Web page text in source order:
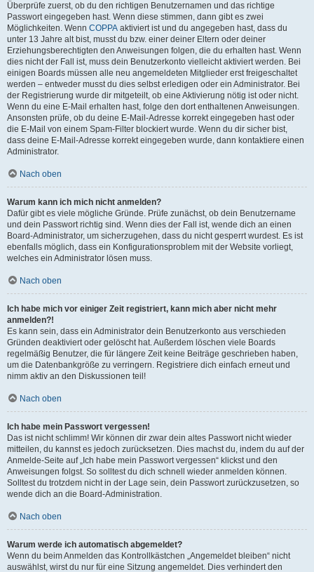
Überprüfe zuerst, ob du den richtigen Benutzernamen und das richtige
Passwort eingegeben hast. Wenn diese stimmen, dann gibt es zwei
Möglichkeiten. Wenn COPPA aktiviert ist und du angegeben hast, dass du
unter 13 Jahre alt bist, musst du bzw. einer deiner Eltern oder deiner
Erziehungsberechtigten den Anweisungen folgen, die du erhalten hast. Wenn
dies nicht der Fall ist, muss dein Benutzerkonto vielleicht aktiviert werden. Bei
einigen Boards müssen alle neu angemeldeten Mitglieder erst freigeschaltet
werden – entweder musst du dies selbst erledigen oder ein Administrator. Bei
der Registrierung wurde dir mitgeteilt, ob eine Aktivierung nötig ist oder nicht.
Wenn du eine E-Mail erhalten hast, folge den dort enthaltenen Anweisungen.
Ansonsten prüfe, ob du deine E-Mail-Adresse korrekt eingegeben hast oder
die E-Mail von einem Spam-Filter blockiert wurde. Wenn du dir sicher bist,
dass deine E-Mail-Adresse korrekt eingegeben wurde, dann kontaktiere einen
Administrator.
Nach oben
Warum kann ich mich nicht anmelden?
Dafür gibt es viele mögliche Gründe. Prüfe zunächst, ob dein Benutzername
und dein Passwort richtig sind. Wenn dies der Fall ist, wende dich an einen
Board-Administrator, um sicherzugehen, dass du nicht gesperrt wurdest. Es ist
ebenfalls möglich, dass ein Konfigurationsproblem mit der Website vorliegt,
welches ein Administrator lösen muss.
Nach oben
Ich habe mich vor einiger Zeit registriert, kann mich aber nicht mehr
anmelden?!
Es kann sein, dass ein Administrator dein Benutzerkonto aus verschieden
Gründen deaktiviert oder gelöscht hat. Außerdem löschen viele Boards
regelmäßig Benutzer, die für längere Zeit keine Beiträge geschrieben haben,
um die Datenbankgröße zu verringern. Registriere dich einfach erneut und
nimm aktiv an den Diskussionen teil!
Nach oben
Ich habe mein Passwort vergessen!
Das ist nicht schlimm! Wir können dir zwar dein altes Passwort nicht wieder
mitteilen, du kannst es jedoch zurücksetzen. Dies machst du, indem du auf der
Anmelde-Seite auf „Ich habe mein Passwort vergessen“ klickst und den
Anweisungen folgst. So solltest du dich schnell wieder anmelden können.
Solltest du trotzdem nicht in der Lage sein, dein Passwort zurückzusetzen, so
wende dich an die Board-Administration.
Nach oben
Warum werde ich automatisch abgemeldet?
Wenn du beim Anmelden das Kontrollkästchen „Angemeldet bleiben“ nicht
auswählst, wirst du nur für eine Sitzung angemeldet. Dies verhindert den